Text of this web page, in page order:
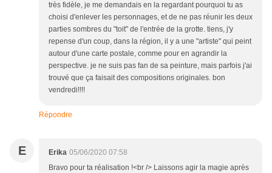
très fidèle, je me demandais en la regardant pourquoi tu as
choisi d'enlever les personnages, et de ne pas réunir les deux
parties sombres du "toit" de l'entrée de la grotte. tiens, j'y
repense d'un coup, dans la région, il y a une "artiste" qui peint
autour d'une carte postale, comme pour en agrandir la
perspective. je ne suis pas fan de sa peinture, mais parfois j'ai
trouvé que ça faisait des compositions originales. bon
vendredi!!!!
Répondre
E Erika 05/06/2020 07:58
Bravo pour ta réalisation !<br /> Laissons agir la magie après